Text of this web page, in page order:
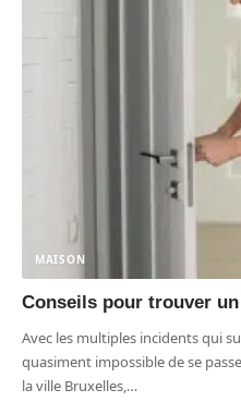
MAISON
Conseils pour trouver
Avec les multiples incidents qui
quasiment impossible de se
la ville Bruxelles,…